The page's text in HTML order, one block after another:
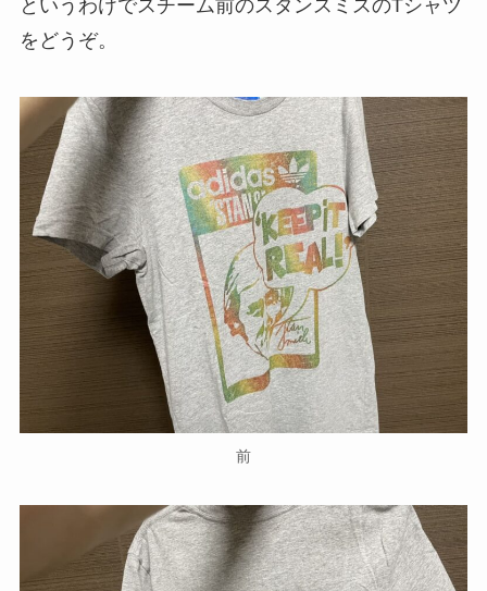
というわけでスチーム前のスタンスミスのTシャツ
をどうぞ。
前